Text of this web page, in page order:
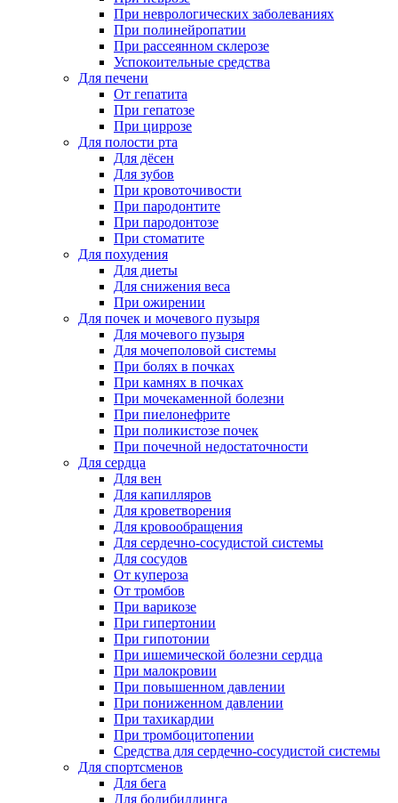
При неврологических заболеваниях
При полинейропатии
При рассеянном склерозе
Успокоительные средства
Для печени
От гепатита
При гепатозе
При циррозе
Для полости рта
Для дёсен
Для зубов
При кровоточивости
При пародонтите
При пародонтозе
При стоматите
Для похудения
Для диеты
Для снижения веса
При ожирении
Для почек и мочевого пузыря
Для мочевого пузыря
Для мочеполовой системы
При болях в почках
При камнях в почках
При мочекаменной болезни
При пиелонефрите
При поликистозе почек
При почечной недостаточности
Для сердца
Для вен
Для капилляров
Для кроветворения
Для кровообращения
Для сердечно-сосудистой системы
Для сосудов
От купероза
От тромбов
При варикозе
При гипертонии
При гипотонии
При ишемической болезни сердца
При малокровии
При повышенном давлении
При пониженном давлении
При тахикардии
При тромбоцитопении
Средства для сердечно-сосудистой системы
Для спортсменов
Для бега
Для бодибилдинга